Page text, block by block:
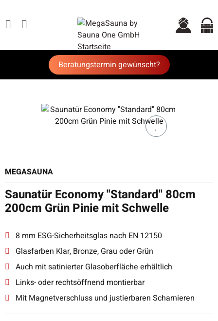
Beratungstermin gewünscht?
MEGASAUNA
Saunatür Economy "Standard" 80cm
200cm Grün Pinie mit Schwelle
8 mm ESG-Sicherheitsglas nach EN 12150
Glasfarben Klar, Bronze, Grau oder Grün
Auch mit satinierter Glasoberfläche erhältlich
Links- oder rechtsöffnend montierbar
Mit Magnetverschluss und justierbaren Scharnieren